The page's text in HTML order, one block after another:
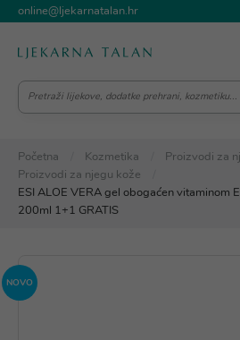
online@ljekarnatalan.hr
Početna Kozmetika
Proizvodi za
Proizvodi za njegu kože
ESI ALOE VERA gel obogaćen vitaminom
200ml 1+1 GRATIS
NOVO